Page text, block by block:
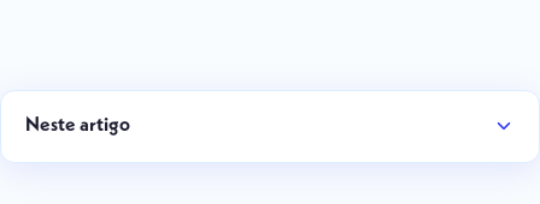
Neste artigo